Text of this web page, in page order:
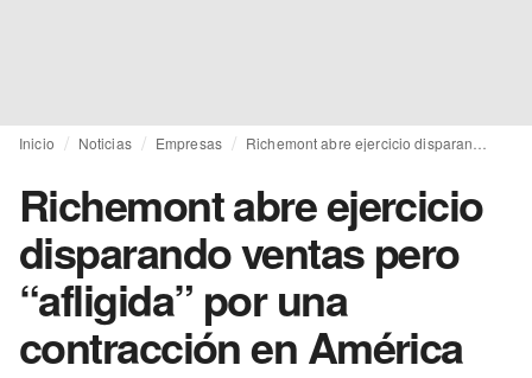
Inicio Noticias Empresas
Richemont abre ejercicio
disparando ventas pero
“afligida” por una
contracción en América